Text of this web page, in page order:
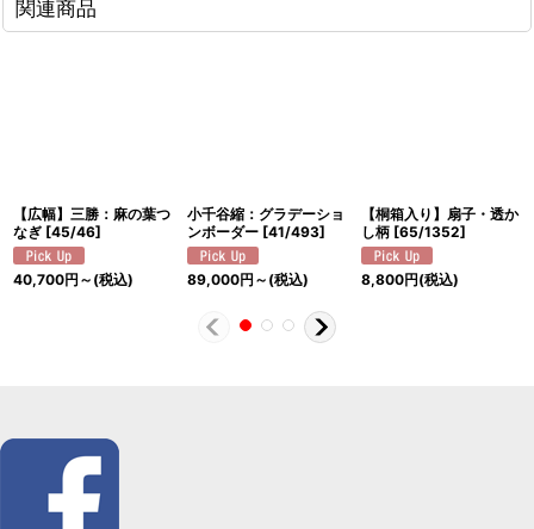
関連商品
【広幅】三勝：麻の葉つ
なぎ [45/46]
40,700円 ～ (税込)
小千谷縮：グラデーショ
ンボーダー [41/493]
89,000円 ～ (税込)
【桐箱入り】扇子・透か
し柄 [65/1352]
8,800円(税込)